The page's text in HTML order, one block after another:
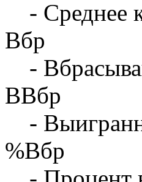
- Среднее
Вбр
-
ВВбр
-
%Вбр